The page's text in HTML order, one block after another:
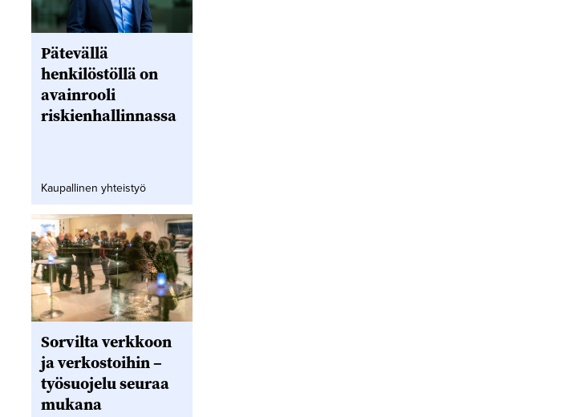
Pätevällä
henkilöstöllä on
avainrooli
riskienhallinnassa
Kaupallinen yhteistyö
Sorvilta verkkoon
ja verkostoihin –
työsuojelu seuraa
mukana